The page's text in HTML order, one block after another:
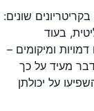
שונים:
בעוד
ומיקומים –
הפגינו אותה רמת דיוק (57%). הדבר מעיד על כך
על יכולתן